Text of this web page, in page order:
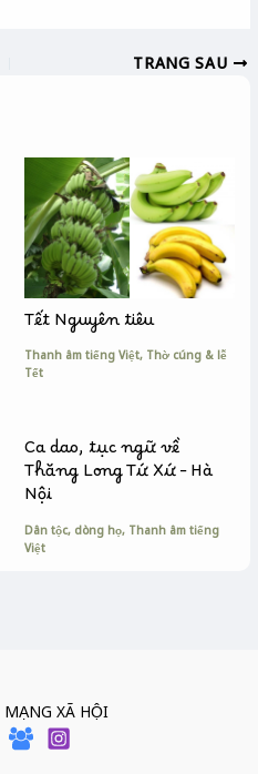
TRANG SAU
Tết Nguyên tiêu
Thanh âm tiếng Việt, Thờ cúng & lễ
Tết
Ca dao, tục ngữ về
Thăng Long Tứ Xứ – Hà
Nội
Dân tộc, dòng họ, Thanh âm tiếng
Việt
XÃ HỘI